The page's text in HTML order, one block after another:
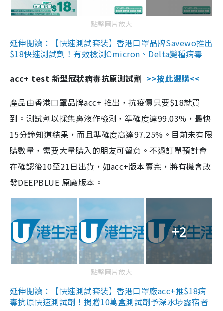
點擊圖片放大
延伸閱讀：【快速測試套裝】香港口罩品牌Savewo推出
$18快速測試劑！有效檢測Omicron、Delta變種病毒
acc+ test 新型冠狀病毒抗原測試劑 >>按此選購<<
產品由香港口罩品牌acc+ 推出，抗疫價只要$18就買
到。測試劑以採集鼻液作檢測，準確度達99.03%，最快
15分鐘知道結果，而且準確度高達97.25%。目前未有限
購數量，需要大量購入的朋友可留意。不過訂單預計會
在確認後10至21日出貨，如acc+版本賣完，將有機會改
發DEEPBLUE 原廠版本。
+2
點擊圖片放大
延伸閱讀：【快速測試套裝】香港口罩廠acc+推$18病
毒抗原快速測試劑！捐贈10萬盒測試劑予深水埗露宿者